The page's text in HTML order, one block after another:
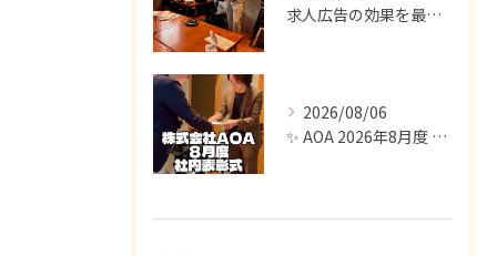
求人広告の効果を最大化するために最も重要なのは、掲載タイミン...
2026/08/06
✨ AOA 2026年8月度 表彰式レポート ✨